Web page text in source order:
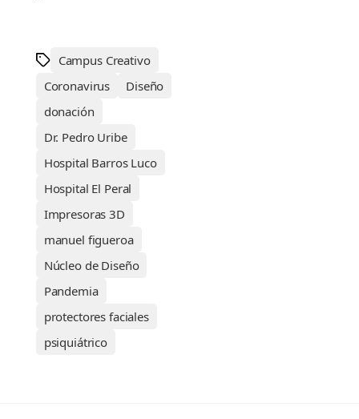
Campus Creativo
Coronavirus
Diseño
donación
Dr. Pedro Uribe
Hospital Barros Luco
Hospital El Peral
Impresoras 3D
manuel figueroa
Núcleo de Diseño
Pandemia
protectores faciales
psiquiátrico